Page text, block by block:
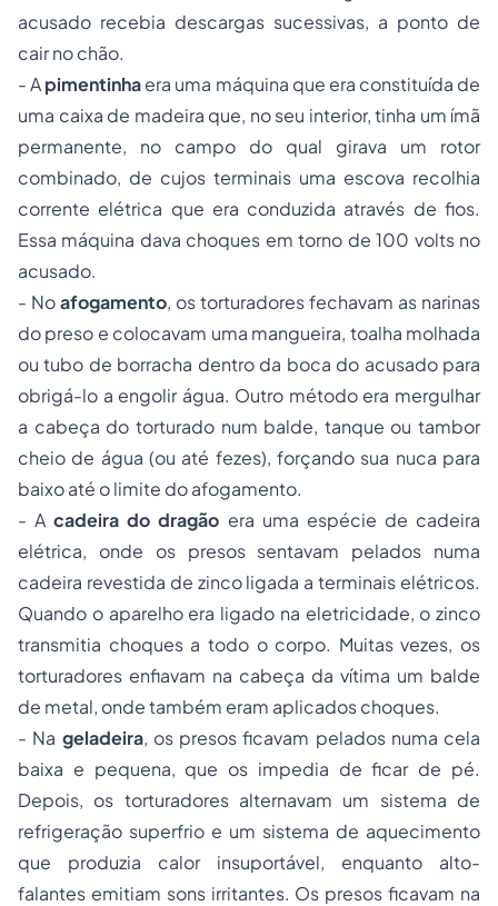
acusado recebia descargas sucessivas, a ponto de
cair no chão.
- Apimentinhaera uma máquina que era constituída de
uma caixa de madeira que, no seu interior, tinha um ímã
permanente, no campo do qual girava um rotor
combinado, de cujos terminais uma escova recolhia
corrente elétrica que era conduzida através de fios.
Essa máquina dava choques em torno de 100 volts no
acusado.
- Noafogamento, os torturadores fechavam as narinas
do preso e colocavam uma mangueira, toalha molhada
ou tubo de borracha dentro da boca do acusado para
obrigá-lo a engolir água. Outro método era mergulhar
a cabeça do torturado num balde, tanque ou tambor
cheio de água (ou até fezes), forçando sua nuca para
baixo até o limite do afogamento.
- Acadeira do dragão era uma espécie de cadeira
elétrica, onde os presos sentavam pelados numa
cadeira revestida de zinco ligada a terminais elétricos.
Quando o aparelho era ligado na eletricidade, o zinco
transmitia choques a todo o corpo. Muitas vezes, os
torturadores enfiavam na cabeça da vítima um balde
de metal, onde também eram aplicados choques.
- Na geladeira, os presos ficavam pelados numa cela
baixa e pequena, que os impedia de ficar de pé.
Depois, os torturadores alternavam um sistema de
refrigeração superfrio e um sistema de aquecimento
que produzia calor insuportável, enquanto alto-
falantes emitiam sons irritantes. Os presos ficavam na